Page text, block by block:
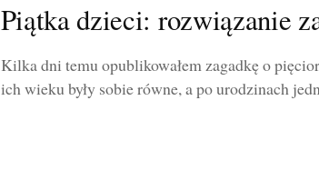
Piątka dzieci: rozwiązanie
Kilka dni temu opublikowałem zagadkę o
ich wieku były sobie równe, a po urodzinach